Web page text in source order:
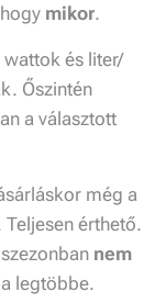
mikor.
és liter/
Őszintén
a választott
még a
érthető.
nem
legtöbbe.